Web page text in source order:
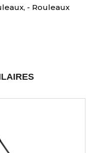
, - Rouleaux